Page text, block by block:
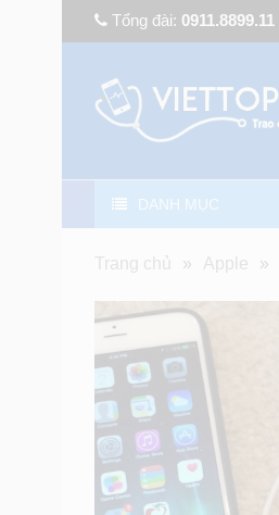
Tổng đài: 0911.8899.11
DANH MỤC
Trang chủ » Apple »